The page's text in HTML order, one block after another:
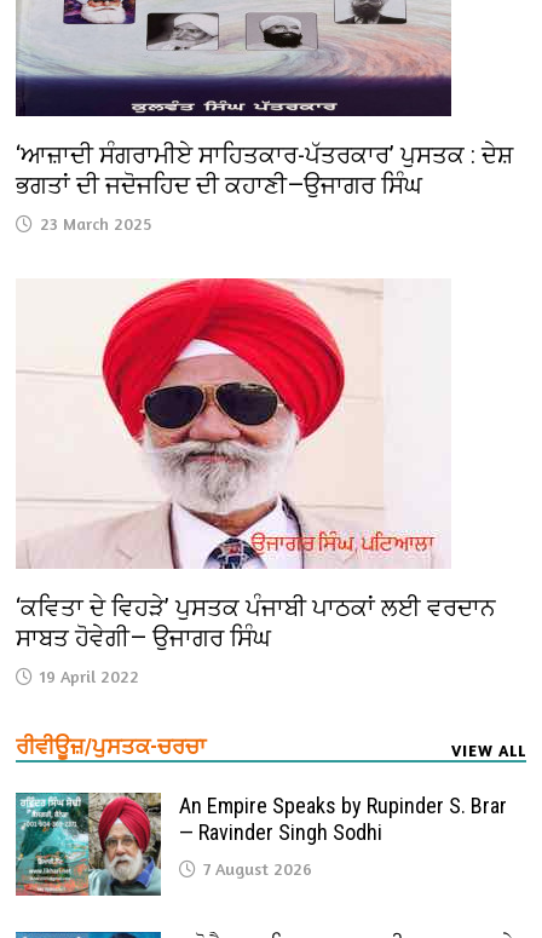
‘ਆਜ਼ਾਦੀ ਸੰਗਰਾਮੀਏ ਸਾਹਿਤਕਾਰ-ਪੱਤਰਕਾਰ’ ਪੁਸਤਕ : ਦੇਸ਼
ਭਗਤਾਂ ਦੀ ਜਦੋਜਹਿਦ ਦੀ ਕਹਾਣੀ—ਉਜਾਗਰ ਸਿੰਘ
23 March 2025
‘ਕਵਿਤਾ ਦੇ ਵਿਹੜੇ’ ਪੁਸਤਕ ਪੰਜਾਬੀ ਪਾਠਕਾਂ ਲਈ ਵਰਦਾਨ
ਸਾਬਤ ਹੋਵੇਗੀ— ਉਜਾਗਰ ਸਿੰਘ
19 April 2022
ਰੀਵੀਊਜ਼/ਪੁਸਤਕ-ਚਰਚਾ VIEW ALL
An Empire Speaks by Rupinder S. Brar
— Ravinder Singh Sodhi
7 August 2026